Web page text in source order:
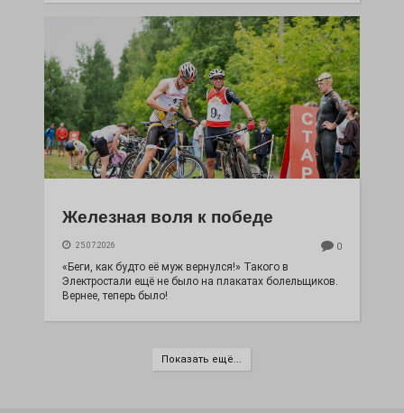
Железная воля к победе
25.07.2026 0
«Беги, как будто её муж вернулся!» Такого в
Электростали ещё не было на плакатах болельщиков.
Вернее, теперь было!
Показать ещё...